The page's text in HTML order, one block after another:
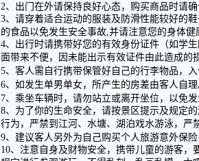
2、出门在外请保持良好心态，购买商品时请
3、请穿着适合运动的服装及防滑性能较好的
的食品以免发生安全事故 并请注意您的身体健
4、出行时请携带好您的有效身份证件（如学
面带来不便，因未能出示有效证件由此造成的
5、客人需自行携带保管好自己的行李物品，
6、如发生单男单女，所产生的房差由客人自理
7、乘坐车辆时，请勿站立或离开坐位，以免发
8、为了你的生命安全，请按景区提示及规定
行为，严禁到江河、水塘、湖泊戏水游泳，严
9、建议客人另外为自己购买个人旅游意外保
10、注意自身及财物安全，携带儿童的游客，